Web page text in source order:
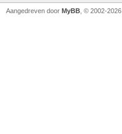
Aangedreven door MyBB , © 2002-2026